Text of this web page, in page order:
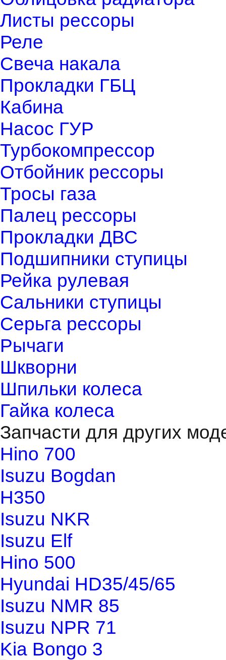
Листы рессоры
Реле
Свеча накала
Прокладки ГБЦ
Кабина
Насос ГУР
Турбокомпрессор
Отбойник рессоры
Тросы газа
Палец рессоры
Прокладки ДВС
Подшипники ступицы
Рейка рулевая
Сальники ступицы
Серьга рессоры
Рычаги
Шкворни
Шпильки колеса
Гайка колеса
Запчасти для других
Hino 700
Isuzu Bogdan
H350
Isuzu NKR
Isuzu Elf
Hino 500
Hyundai HD35/45/65
Isuzu NMR 85
Isuzu NPR 71
Kia Bongo 3